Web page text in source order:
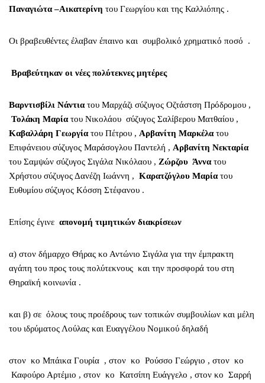
Παναγιώτα –Αικατερίνη του Γεωργίου και της Καλλιόπης .
Οι βραβευθέντες έλαβαν έπαινο και συμβολικό χρηματικό ποσό .
Βραβεύτηκαν οι νέες πολύτεκνες μητέρες
Βαρντισβίλι Νάντιατου Μαρχάζι σύζυγος Οζτάστση Πρόδρομου ,
Τολάκη Μαρίατου Νικολάου σύζυγος Σαλίβερου Ματθαίου ,
Καβαλλάρη Γεωργίατου Πέτρου , Αρβανίτη Μαρκέλατου
Επιφάνειου σύζυγος Μαράσογλου Παντελή , Αρβανίτη Νεκταρία
του Σαμψών σύζυγος Σιγάλα Νικόλαου , Ζώρζου Άννατου
Χρήστου σύζυγος Δανέζη Ιωάννη , Καρατζόγλου Μαρίατου
Ευθυμίου σύζυγος Κόσση Στέφανου .
Επίσης έγινε απονομή τιμητικών διακρίσεων
α) στον δήμαρχο Θήρας κο Αντώνιο Σιγάλα για την έμπρακτη
αγάπη του προς τους πολύτεκνους και την προσφορά του στη
Θηραϊκή κοινωνία .
και β) σε όλους τους προέδρους των τοπικών συμβουλίων και μέλη
του ιδρύματος Λούλας και Ευαγγέλου Νομικού δηλαδή
στον κο Μπάικα Γουρία , στον κο Ρούσσο Γεώργιο , στον κο
Καφούρο Αρτέμιο , στον κο Κατσίπη Ευάγγελο , στον κο Σαρρή